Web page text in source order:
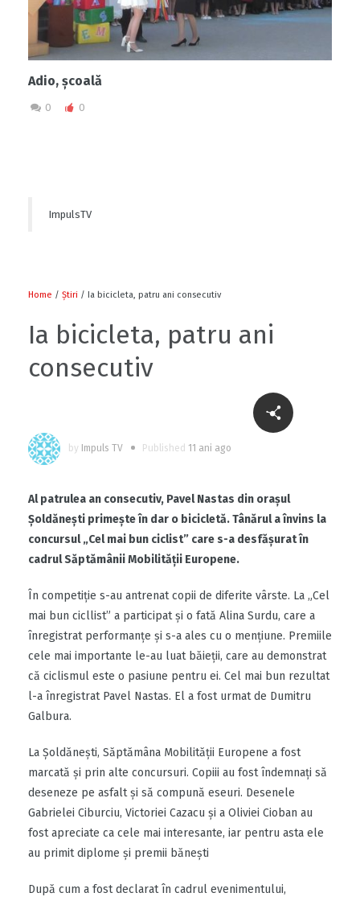
Adio, școală
0 0
ImpulsTV
Home / Știri / Ia bicicleta, patru ani consecutiv
Ia bicicleta, patru ani
consecutiv
by Impuls TV Published 11 ani ago
Al patrulea an consecutiv, Pavel Nastas din oraşul
Şoldăneşti primeşte în dar o bicicletă. Tânărul a învins la
concursul „Cel mai bun ciclist” care s-a desfăşurat în
cadrul Săptămânii Mobilităţii Europene.
În competiţie s-au antrenat copii de diferite vârste. La „Cel
mai bun cicllist” a participat şi o fată Alina Surdu, care a
înregistrat performanţe şi s-a ales cu o menţiune. Premiile
cele mai importante le-au luat băieţii, care au demonstrat
că ciclismul este o pasiune pentru ei. Cel mai bun rezultat
l-a înregistrat Pavel Nastas. El a fost urmat de Dumitru
Galbura.
La Şoldăneşti, Săptămâna Mobilităţii Europene a fost
marcată şi prin alte concursuri. Copiii au fost îndemnaţi să
deseneze pe asfalt şi să compună eseuri. Desenele
Gabrielei Ciburciu, Victoriei Cazacu şi a Oliviei Cioban au
fost apreciate ca cele mai interesante, iar pentru asta ele
au primit diplome și premii bănești
După cum a fost declarat în cadrul evenimentului,